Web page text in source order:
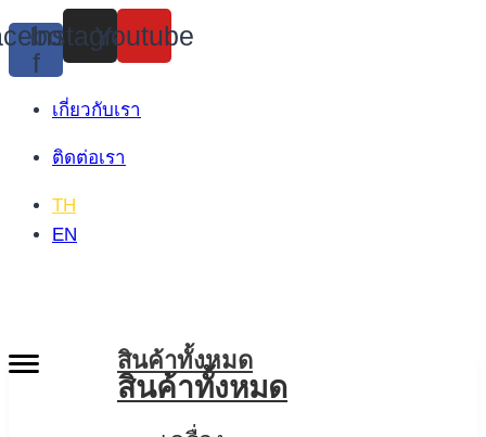
Skip
to
content
f
Instagram
Youtube
เกี่ยวกับเรา
ติดต่อเรา
TH
EN
สินค้าทั้งหมด
สินค้าทั้งหมด